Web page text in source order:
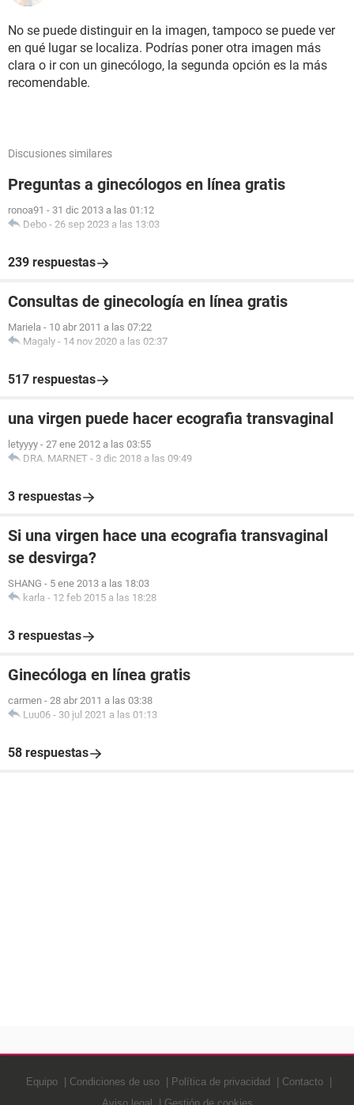
No se puede distinguir en la imagen, tampoco se puede ver
en qué lugar se localiza. Podrías poner otra imagen más
clara o ir con un ginecólogo, la segunda opción es la más
recomendable.
Discusiones similares
Preguntas a ginecólogos en línea gratis
ronoa91 - 31 dic 2013 a las 01:12
Debo - 26 sep 2023 a las 13:03
239 respuestas
Consultas de ginecología en línea gratis
Mariela - 10 abr 2011 a las 07:22
Magaly - 14 nov 2020 a las 02:37
517 respuestas
una virgen puede hacer ecografia transvaginal
letyyyy - 27 ene 2012 a las 03:55
DRA. MARNET - 3 dic 2018 a las 09:49
3 respuestas
Si una virgen hace una ecografia transvaginal
se desvirga?
SHANG - 5 ene 2013 a las 18:03
karla - 12 feb 2015 a las 18:28
3 respuestas
Ginecóloga en línea gratis
carmen - 28 abr 2011 a las 03:38
Luu06 - 30 jul 2021 a las 01:13
58 respuestas
Equipo Condiciones de uso Política de privacidad
Contacto